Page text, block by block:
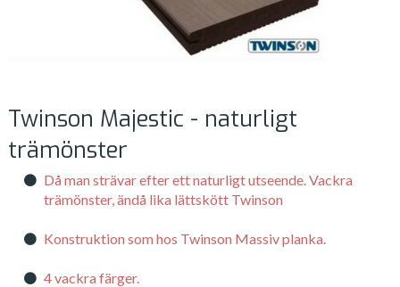
Twinson Majestic - naturligt
trämönster
Då man strävar efter ett naturligt utseende. Vackra
trämönster, ändå lika lättskött Twinson
Konstruktion som hos Twinson Massiv planka.
4 vackra färger.